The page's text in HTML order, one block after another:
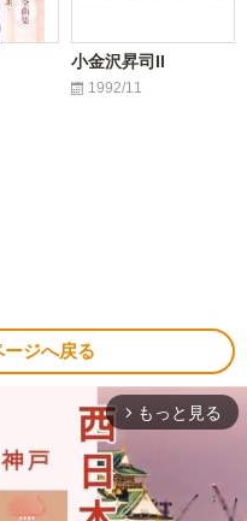
小金沢昇司II
1992/11
ジへ戻る
arrow_forward_ios もっと見る